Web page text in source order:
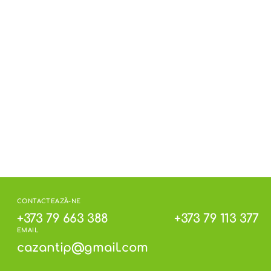
ambalaj.
CONTACTEAZĂ-NE
+373 79 663 388 +373 79 113 377
EMAIL
cazantip@gmail.com